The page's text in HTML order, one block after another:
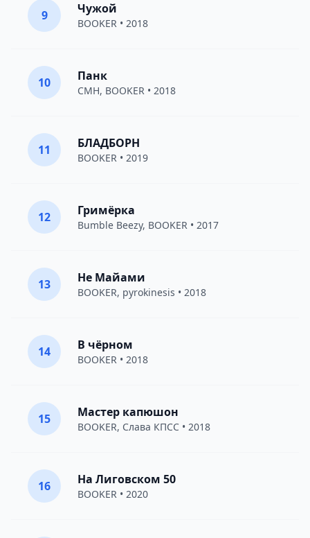
9 Чужой
BOOKER • 2018
10 Панк
CMH, BOOKER • 2018
11 БЛАДБОРН
BOOKER • 2019
12 Гримёрка
Bumble Beezy, BOOKER • 2017
13 Не Майами
BOOKER, pyrokinesis • 2018
14 В чёрном
BOOKER • 2018
15 Мастер капюшон
BOOKER, Слава КПСС • 2018
16 На Лиговском 50
BOOKER • 2020